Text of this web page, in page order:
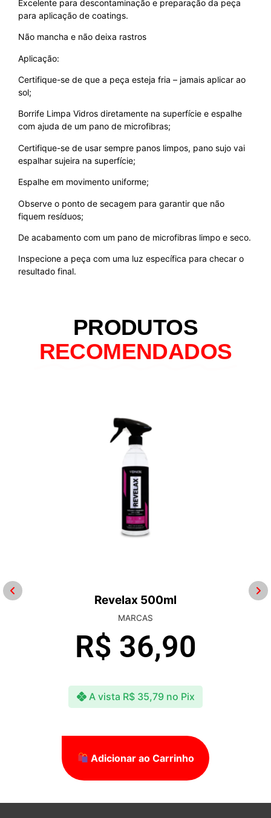
Excelente para descontaminação e preparação da peça
para aplicação de coatings.
Não mancha e não deixa rastros
Aplicação:
Certifique-se de que a peça esteja fria – jamais aplicar ao
sol;
Borrife Limpa Vidros diretamente na superfície e espalhe
com ajuda de um pano de microfibras;
Certifique-se de usar sempre panos limpos, pano sujo vai
espalhar sujeira na superfície;
Espalhe em movimento uniforme;
Observe o ponto de secagem para garantir que não
fiquem resíduos;
De acabamento com um pano de microfibras limpo e seco.
Inspecione a peça com uma luz específica para checar o
resultado final.
PRODUTOS
RECOMENDADOS
Revelax 500ml
MARCAS
R$ 36,90
A vista R$35,79 no Pix
Adicionar ao Carrinho